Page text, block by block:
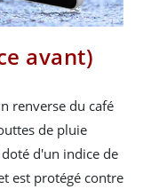
avant)
renverse du café
de pluie
d'un indice de
est protégé contre